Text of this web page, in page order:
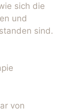
sich die
und
sind.
von